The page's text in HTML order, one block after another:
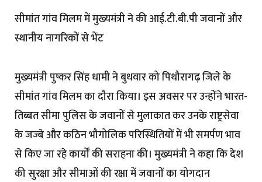
सीमांत गांव मिलम में मुख्यमंत्री ने की आई.टी.बी.पी जवानों और
स्थानीय नागरिकों से भेंट
मुख्यमंत्री पुष्कर सिंह धामी ने बुधवार को पिथौरागढ़ जिले के
सीमांत गांव मिलम का दौरा किया। इस अवसर पर उन्होंने भारत-
तिब्बत सीमा पुलिस के जवानों से मुलाकात कर उनके राष्ट्रसेवा
के जज्बे और कठिन भौगोलिक परिस्थितियों में भी समर्पण भाव
से किए जा रहे कार्यों की सराहना की। मुख्यमंत्री ने कहा कि देश
की सुरक्षा और सीमाओं की रक्षा में जवानों का योगदान